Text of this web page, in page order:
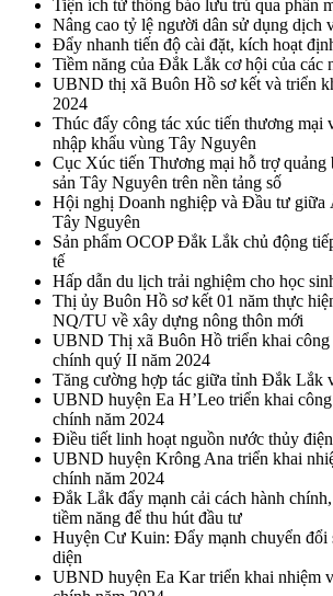
Tiện ích từ thông báo lưu trú qua phần
Nâng cao tỷ lệ người dân sử dụng dịch
Đẩy nhanh tiến độ cài đặt, kích hoạt
Tiềm năng của Đắk Lắk cơ hội của các
UBND thị xã Buôn Hồ sơ kết và triển
2024
Thúc đẩy công tác xúc tiến thương mại
nhập khẩu vùng Tây Nguyên
Cục Xúc tiến Thương mại hỗ trợ quảng
sản Tây Nguyên trên nền tảng số
Hội nghị Doanh nghiệp và Đầu tư giữa
Tây Nguyên
Sản phẩm OCOP Đắk Lắk chủ động
tế
Hấp dẫn du lịch trải nghiệm cho học
Thị ủy Buôn Hồ sơ kết 01 năm thực
NQ/TU về xây dựng nông thôn mới
UBND Thị xã Buôn Hồ triển khai công
chính quý II năm 2024
Tăng cường hợp tác giữa tỉnh Đắk Lắk
UBND huyện Ea H’Leo triển khai công
chính năm 2024
Điều tiết linh hoạt nguồn nước thủy
UBND huyện Krông Ana triển khai
chính năm 2024
Đắk Lắk đẩy mạnh cải cách hành
tiềm năng để thu hút đầu tư
Huyện Cư Kuin: Đẩy mạnh chuyển đổi
diện
UBND huyện Ea Kar triển khai nhiệm